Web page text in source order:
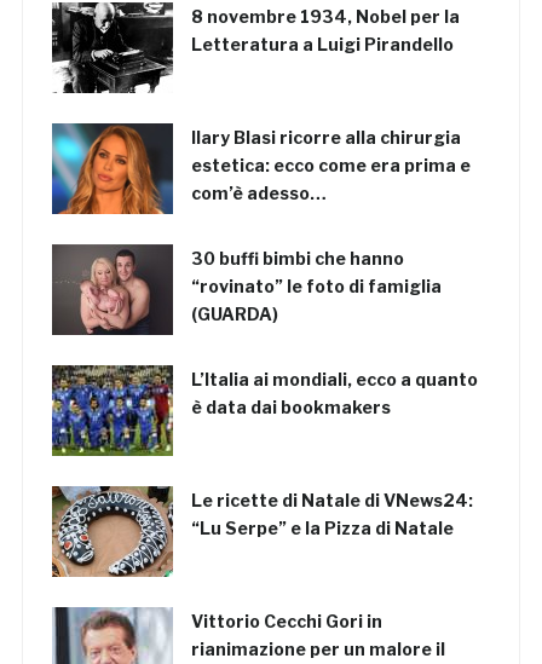
8 novembre 1934, Nobel per la
Letteratura a Luigi Pirandello
Ilary Blasi ricorre alla chirurgia
estetica: ecco come era prima e
com’è adesso…
30 buffi bimbi che hanno
“rovinato” le foto di famiglia
(GUARDA)
L’Italia ai mondiali, ecco a quanto
è data dai bookmakers
Le ricette di Natale di VNews24:
“Lu Serpe” e la Pizza di Natale
Vittorio Cecchi Gori in
rianimazione per un malore il